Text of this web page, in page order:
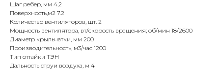
Шаг ребер, мм 4,2
Поверхность,м2 7.2
Количество вентиляторов, шт. 2
Мощность вентилятора, вт/скорость вращения; об/мин 18/2600
Диаметр крыльчатки, мм 200
Производительность, м3/час 1200
Тип оттайки ТЭН
Дальность струи воздуха, м 4